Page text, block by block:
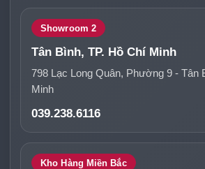
Showroom 2
Tân Bình, TP. Hồ Chí Minh
798 Lạc Long Quân, Phường 9 - Tân
Minh
039.238.6116
Kho Hàng Miền Bắc